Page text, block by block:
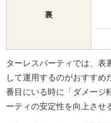
裏
ターレスパーティでは、表
して運用するのがおすすめ
番目にいる時に「ダメージ
ーティの安定性を向上させ